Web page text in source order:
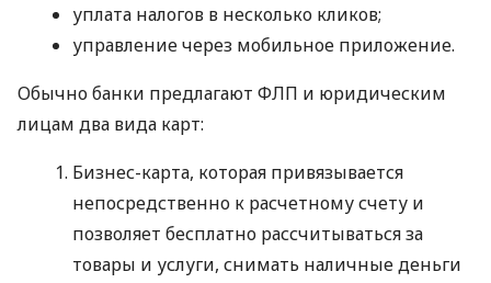
уплата налогов в несколько кликов;
управление через мобильное приложение.
Обычно банки предлагают ФЛП и юридическим
лицам два вида карт:
Бизнес-карта, которая привязывается
непосредственно к расчетному счету и
позволяет бесплатно рассчитываться за
товары и услуги, снимать наличные деньги